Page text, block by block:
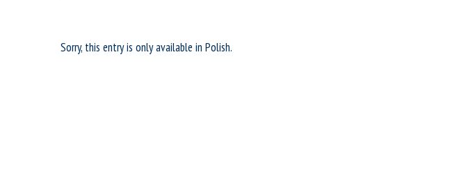
Sorry, this entry is only available in Polish.